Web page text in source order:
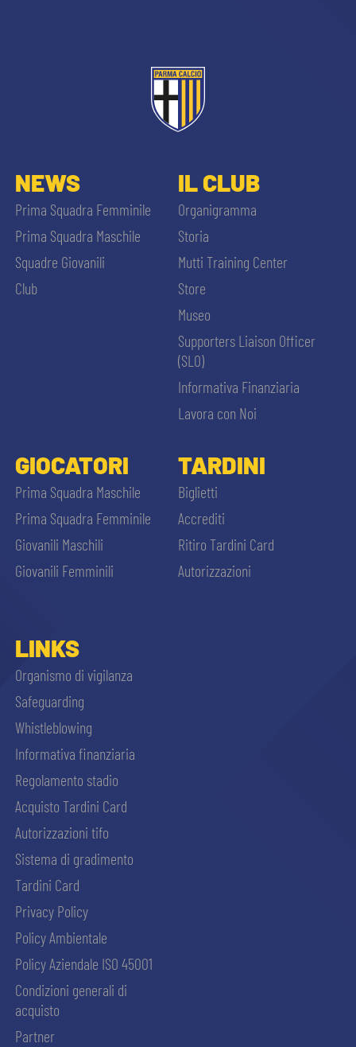
NEWS
Prima Squadra Femminile
Prima Squadra Maschile
Squadre Giovanili
Club
IL CLUB
Organigramma
Storia
Mutti Training Center
Store
Museo
Supporters Liaison Officer
(SLO)
Informativa Finanziaria
Lavora con Noi
GIOCATORI
Prima Squadra Maschile
Prima Squadra Femminile
Giovanili Maschili
Giovanili Femminili
TARDINI
Biglietti
Accrediti
Ritiro Tardini Card
Autorizzazioni
LINKS
Organismo di vigilanza
Safeguarding
Whistleblowing
Informativa finanziaria
Regolamento stadio
Acquisto Tardini Card
Autorizzazioni tifo
Sistema di gradimento
Tardini Card
Privacy Policy
Policy Ambientale
Policy Aziendale ISO 45001
Condizioni generali di
acquisto
Partner
ACCETTA E SALVA